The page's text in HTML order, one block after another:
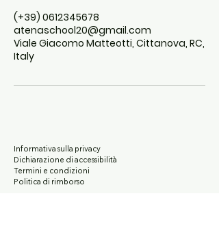
(+39) 0612345678
atenaschool20@gmail.com
Viale Giacomo Matteotti, Cittanova, RC,
Italy
Informativa sulla privacy
Dichiarazione di accessibilità
Termini e condizioni
Politica di rimborso